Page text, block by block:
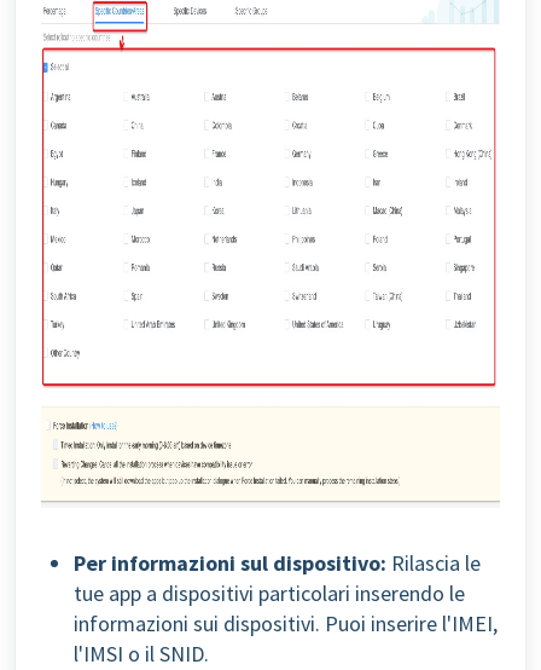
Per informazioni sul dispositivo: Rilascia le
tue app a dispositivi particolari inserendo le
informazioni sui dispositivi. Puoi inserire l'IMEI,
l'IMSI o il SNID.